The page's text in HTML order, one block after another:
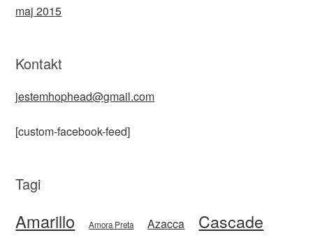
maj 2015
Kontakt
jestemhophead@gmail.com
[custom-facebook-feed]
Tagi
Amarillo Amora Preta Azacca Cascade